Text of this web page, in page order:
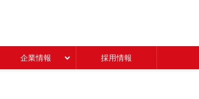
企業情報 採用情報